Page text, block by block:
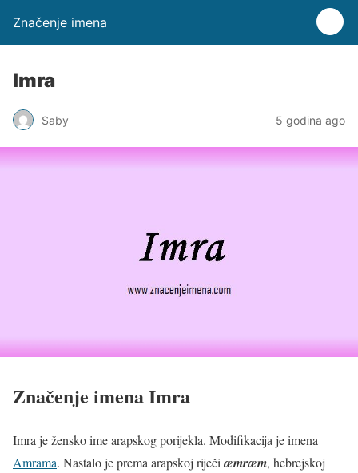
Značenje imena
Imra
Saby 5 godina ago
Značenje imena Imra
Imra je žensko ime arapskog porijekla. Modifikacija je imena
Amrama. Nastalo je prema arapskoj riječi æmræm, hebrejskoj